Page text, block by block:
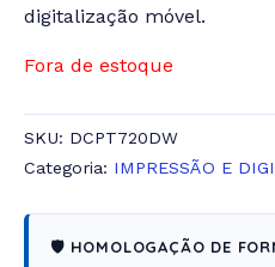
digitalização móvel.
Fora de estoque
SKU: DCPT720DW
Categoria: IMPRESSÃO E
🛡️ HOMOLOGAÇÃO DE